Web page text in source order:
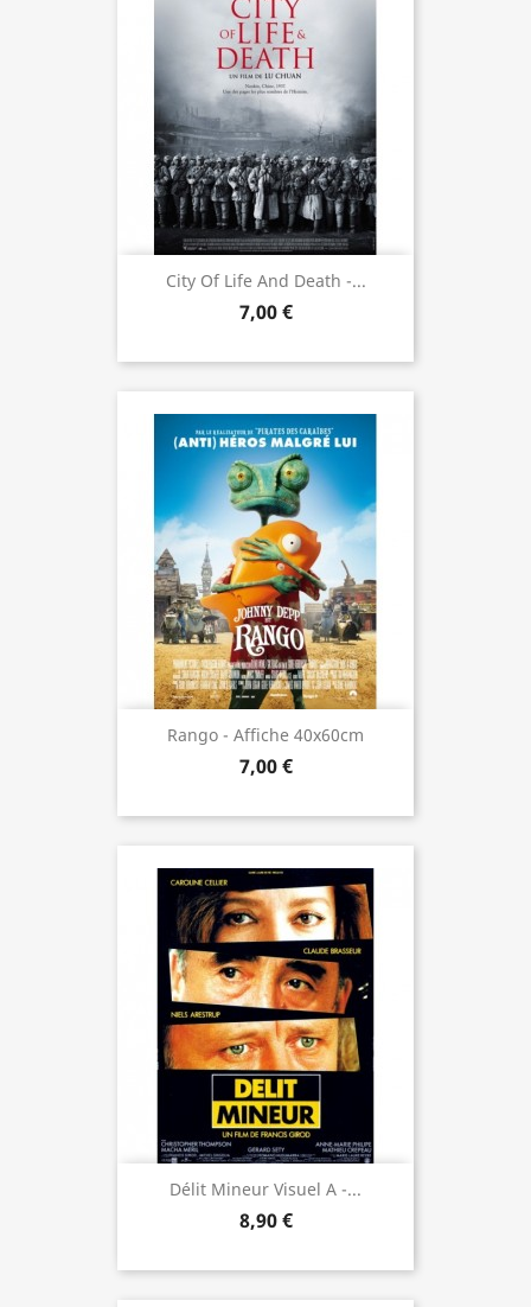
City Of Life And Death -...
7,00 €
Rango - Affiche 40x60cm
7,00 €
Délit Mineur Visuel A -...
8,90 €